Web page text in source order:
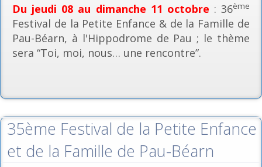
Du jeudi 08 au dimanche 11 octobre : 36ème
Festival de la Petite Enfance & de la Famille de
Pau-Béarn, à l'Hippodrome de Pau ; le thème
sera “Toi, moi, nous… une rencontre”.
35ème Festival de la Petite Enfance
et de la Famille de Pau-Béarn